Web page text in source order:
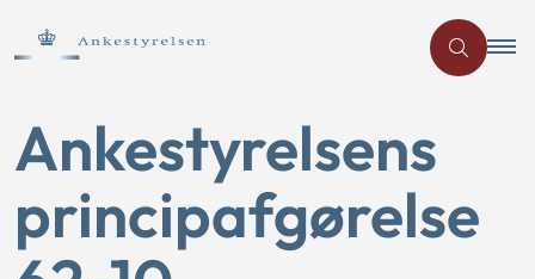
Ankestyrelsens
principafgørelse